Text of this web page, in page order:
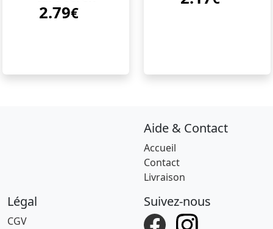
2.79€
Aide & Contact
Accueil
Contact
Livraison
Légal
CGV
Suivez-nous